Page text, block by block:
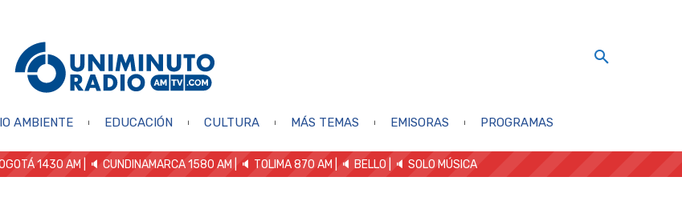
AMBIENTE EDUCACIÓN CULTURA MÁS TEMAS EMISORAS PROGRAMAS
1430 AM | 🔈 CUNDINAMARCA 1580 AM | 🔈 TOLIMA 870 AM | 🔈 BELLO 🔈 SOLO MÚSICA